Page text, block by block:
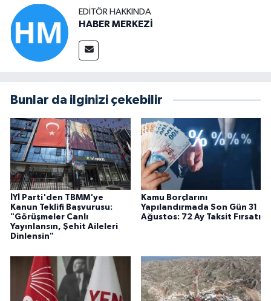
EDITÖR HAKKINDA
HABER MERKEZİ
Bunlar da ilginizi çekebilir
İYİ Parti'den TBMM'ye
Kanun Teklifi Başvurusu:
"Görüşmeler Canlı
Yayınlansın, Şehit Aileleri
Dinlensin"
Kamu Borçlarını
Yapılandırmada Son Gün 31
Ağustos: 72 Ay Taksit Fırsatı